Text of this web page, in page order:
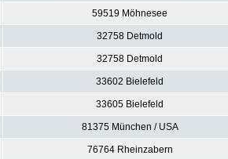
59519 Möhnesee
32758 Detmold
32758 Detmold
33602 Bielefeld
33605 Bielefeld
81375 München / USA
76764 Rheinzabern